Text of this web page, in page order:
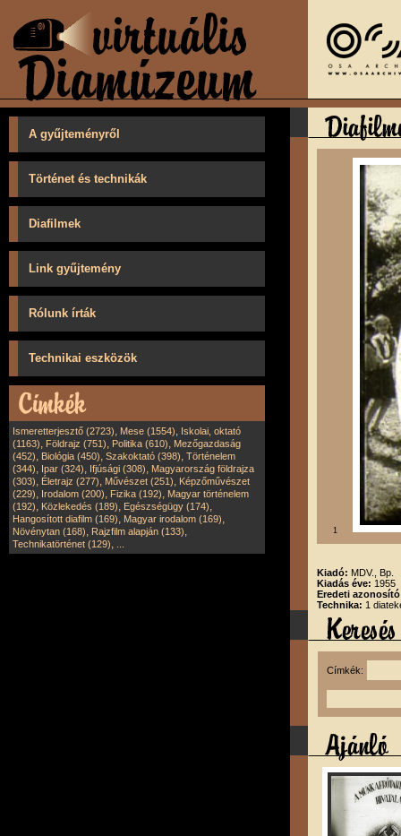
A gyűjteményről
Történet és technikák
Diafilmek
Link gyűjtemény
Rólunk írták
Technikai eszközök
Ismeretterjesztő (2723), Mese (1554), Iskolai, oktató
(1163), Földrajz (751), Politika (610), Mezőgazdaság
(452), Biológia (450), Szakoktató (398), Történelem
(344), Ipar (324), Ifjúsági (308), Magyarország földrajza
(303), Életrajz (277), Művészet (251), Képzőművészet
(229), Irodalom (200), Fizika (192), Magyar történelem
(192), Közlekedés (189), Egészségügy (174),
Hangosított diafilm (169), Magyar irodalom (169),
Növénytan (168), Rajzfilm alapján (133),
Technikatörténet (129),
1
Kiadó: MDV., Bp.
Kiadás éve: 1955
Eredeti
Technika: 1
Címkék: